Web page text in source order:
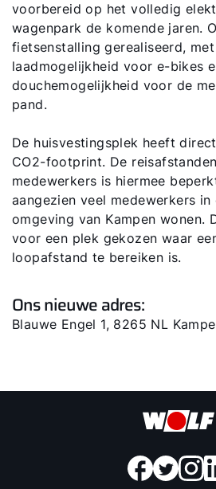
voorbereid op het volledig
wagenpark de komende jaren.
fietsenstalling gerealiseerd, met
laadmogelijkheid voor e-bikes
douchemogelijkheid voor de
pand.
De huisvestingsplek heeft
CO2-footprint. De
medewerkers is hiermee
aangezien veel medewerkers
omgeving van Kampen wonen.
voor een plek gekozen waar
loopafstand te bereiken is.
Ons nieuwe adres:
Blauwe Engel 1, 8265 NL